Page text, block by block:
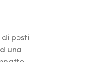
posti
una